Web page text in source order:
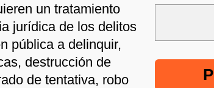
un tratamiento
jurídica de los delitos
pública a delinquir,
destrucción de
de tentativa, robo